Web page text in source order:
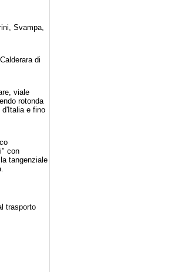
Svampa,
di
viale
rotonda
d'Italia e fino
con
tangenziale
trasporto